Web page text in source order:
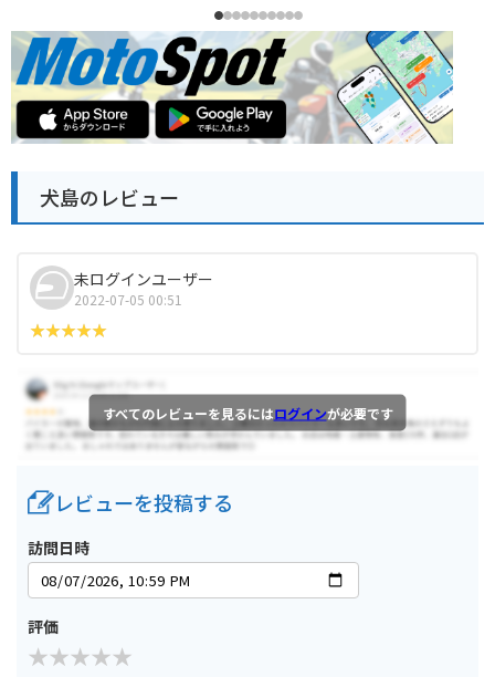
犬島のレビュー
未ログインユーザー
2022-07-05 00:51
すべてのレビューを見るにはログインが必要です
レビューを投稿する
訪問日時
評価